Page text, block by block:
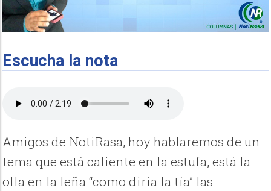
Escucha la nota
Amigos de NotiRasa, hoy hablaremos de un
tema que está caliente en la estufa, está la
olla en la leña “como diría la tía” las